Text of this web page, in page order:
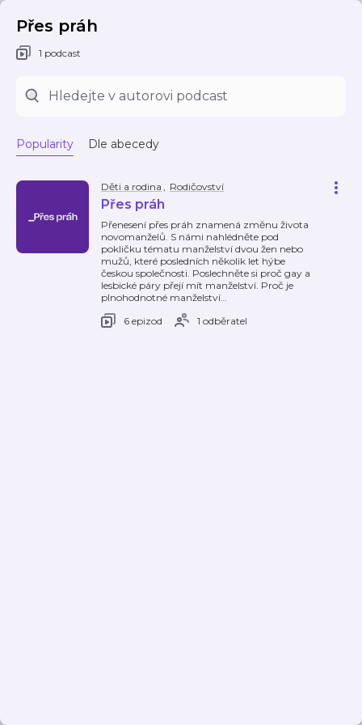
Přes práh
1 podcast
Popularity Dle abecedy
Děti a rodina , Rodičovství
Přes práh
Přenesení přes práh znamená změnu života
novomanželů. S námi nahlédněte pod
pokličku tématu manželství dvou žen nebo
mužů, které posledních několik let hýbe
českou společnosti. Poslechněte si proč gay a
lesbické páry přejí mít manželství. Proč je
plnohodnotné manželství…
6 epizod
1 odběratel